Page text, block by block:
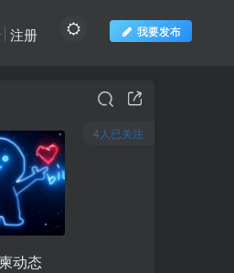
我要发布
注册
4人已关注
动态
4人已关注
动态